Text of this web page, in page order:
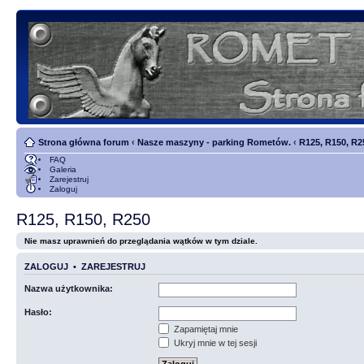
Strona główna forum ‹ Nasze maszyny - parking Rometów. ‹ R125, R150,
FAQ
Galeria
Zarejestruj
Zaloguj
R125, R150, R250
Nie masz uprawnień do przeglądania wątków w tym dziale.
ZALOGUJ • ZAREJESTRUJ
Nazwa użytkownika:
Hasło:
Zapamiętaj mnie
Ukryj mnie w tej sesji